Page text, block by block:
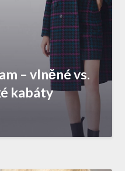
– vlněné vs.
kabáty